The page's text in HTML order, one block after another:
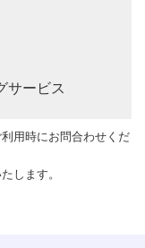
サービス
用時にお問合わせくだ
します。